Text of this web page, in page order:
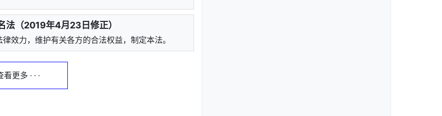
法（2019年4月23日修正）
效力，维护有关各方的合法权益，制定本法。
看更多 · · ·